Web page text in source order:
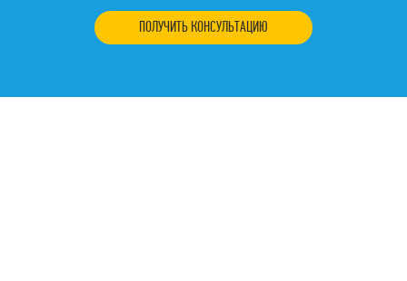
ПОЛУЧИТЬ КОНСУЛЬТАЦИЮ